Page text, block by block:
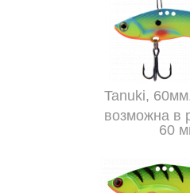
Tanuki,
возможна в
60